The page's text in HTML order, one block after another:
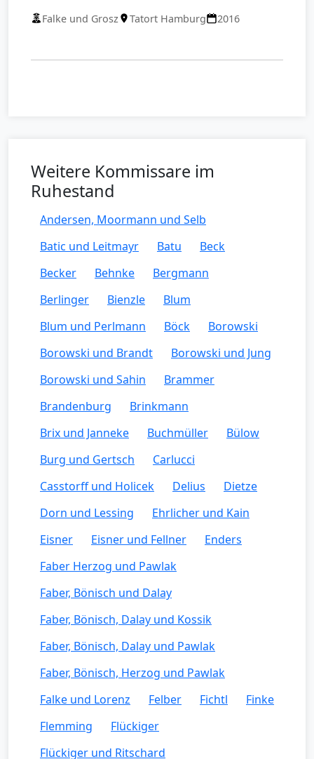
Falke und Grosz Tatort Hamburg 2016
Weitere Kommissare im
Ruhestand
Andersen, Moormann und Selb
Batic und Leitmayr
Batu
Beck
Becker
Behnke
Bergmann
Berlinger
Bienzle
Blum
Blum und Perlmann
Böck
Borowski
Borowski und Brandt
Borowski und Jung
Borowski und Sahin
Brammer
Brandenburg
Brinkmann
Brix und Janneke
Buchmüller
Bülow
Burg und Gertsch
Carlucci
Casstorff und Holicek
Delius
Dietze
Dorn und Lessing
Ehrlicher und Kain
Eisner
Eisner und Fellner
Enders
Faber Herzog und Pawlak
Faber, Bönisch und Dalay
Faber, Bönisch, Dalay und Kossik
Faber, Bönisch, Dalay und Pawlak
Faber, Bönisch, Herzog und Pawlak
Falke und Lorenz
Felber Fichtl
Finke
Flemming
Flückiger
Flückiger und Ritschard